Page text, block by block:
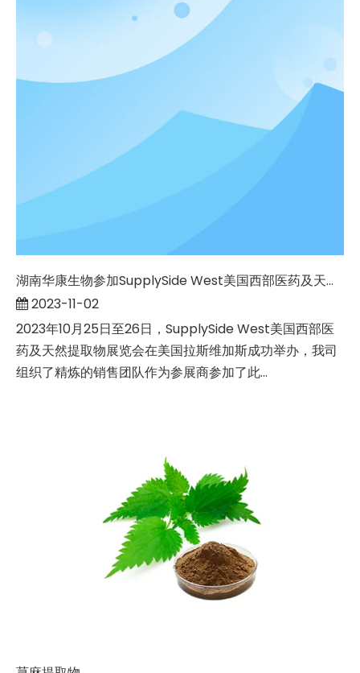
湖南华康生物参加SupplySide West美国西部医药及天然提取物展览会
2023-11-02
2023年10月25日至26日，SupplySide West美国西部医
药及天然提取物展览会在美国拉斯维加斯成功举办，我司
组织了精炼的销售团队作为参展商参加了此...